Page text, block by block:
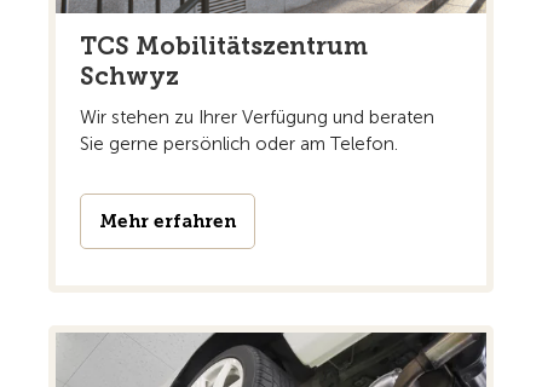
TCS Mobilitätszentrum
Schwyz
Wir stehen zu Ihrer Verfügung und beraten
Sie gerne persönlich oder am Telefon.
Mehr erfahren